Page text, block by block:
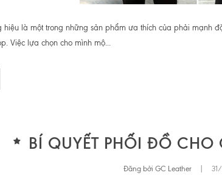
hiệu là một trong những sản phẩm ưa thích của phải mạnh
Việc lựa chọn cho mình mộ...
BÍ QUYẾT PHỐI ĐỒ
Đăng bởi GC Leather